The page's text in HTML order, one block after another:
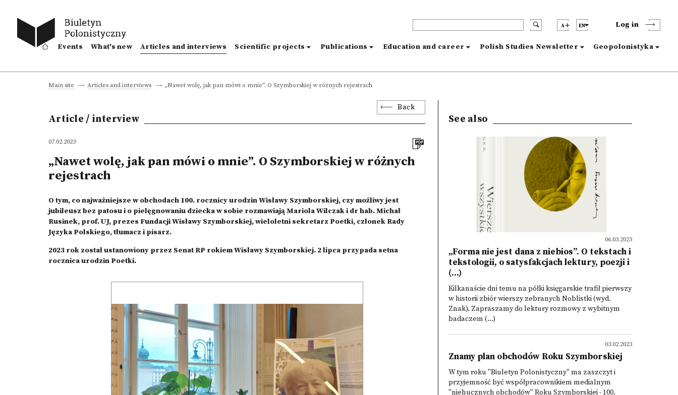
A EN Log in
Events What's new Articles and interviews Scientific projects Publications Education and career Polish Studies Newsletter Geopolonistyka
Main site Articles and interviews „Nawet wolę, jak pan mówi o mnie”. O Szymborskiej w różnych rejestrach
Back
Article / interview
07.02.2023
„Nawet wolę, jak pan mówi o mnie”. O Szymborskiej w różnych
rejestrach
O tym, co najważniejsze w obchodach 100. rocznicy urodzin Wisławy Szymborskiej, czy możliwy jest
jubileusz bez patosu i o pielęgnowaniu dziecka w sobie rozmawiają Mariola Wilczak i dr hab. Michał
Rusinek, prof. UJ, prezes Fundacji Wisławy Szymborskiej, wieloletni sekretarz Poetki, członek Rady
Języka Polskiego, tłumacz i pisarz.
2023 rok został ustanowiony przez Senat RP rokiem Wisławy Szymborskiej. 2 lipca przypada setna
rocznica urodzin Poetki.
See also
06.03.2023
„Forma nie jest dana z niebios”. O tekstach i
tekstologii, o satysfakcjach lektury, poezji i
(...)
Kilkanaście dni temu na półki księgarskie trafił pierwszy
w historii zbiór wierszy zebranych Noblistki (wyd.
Znak). Zapraszamy do lektury rozmowy z wybitnym
badaczem (...)
03.02.2023
Znamy plan obchodów Roku Szymborskiej
W tym roku "Biuletyn Polonistyczny" ma zaszczyt i
przyjemność być współpracownikiem medialnym
"niehucznych obchodów" Roku Szymborskiej - 100.